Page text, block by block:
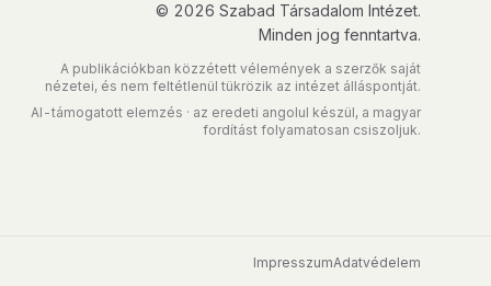
© 2026 Szabad Társadalom Intézet.
Minden jog fenntartva.
A publikációkban közzétett vélemények a szerzők saját
nézetei, és nem feltétlenül tükrözik az intézet álláspontját.
AI-támogatott elemzés · az eredeti angolul készül, a magyar
fordítást folyamatosan csiszoljuk.
ImpresszumAdatvédelem